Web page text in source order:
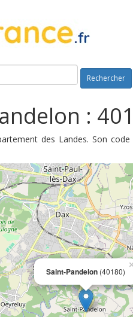
Rechercher
:
des Landes. Son
Saint-Pandelon (40180)
×